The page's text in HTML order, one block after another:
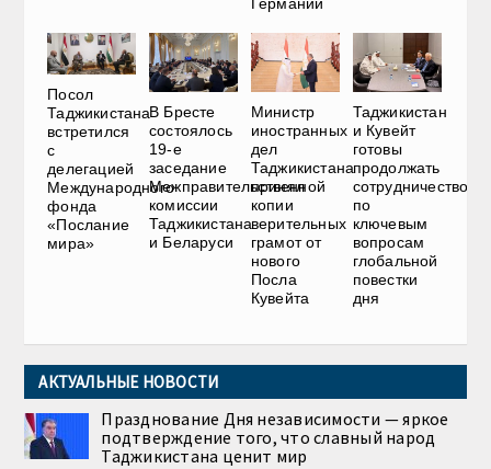
Посол
Таджикистана
встретился
с
делегацией
Международного
фонда
«Послание
мира»
В Бресте
состоялось
19-е
заседание
Межправительственной
комиссии
Таджикистана
и Беларуси
Министр
иностранных
дел
Таджикистана
принял
копии
верительных
грамот от
нового
Посла
Кувейта
Таджикистан
и Кувейт
готовы
продолжать
сотрудничество
по
ключевым
вопросам
глобальной
повестки
дня
АКТУАЛЬНЫЕ НОВОСТИ
Празднование Дня независимости — яркое
подтверждение того, что славный народ
Таджикистана ценит мир